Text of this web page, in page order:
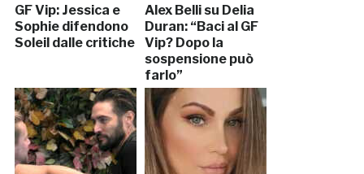
GF Vip: Jessica e
Sophie difendono
Soleil dalle critiche
Alex Belli su Delia
Duran: “Baci al GF
Vip? Dopo la
sospensione può
farlo”